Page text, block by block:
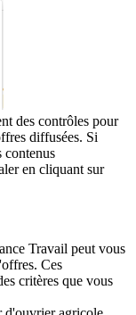
des contrôles pour
diffusées. Si
contenus
en cliquant sur
Travail peut vous
Ces
critères que vous